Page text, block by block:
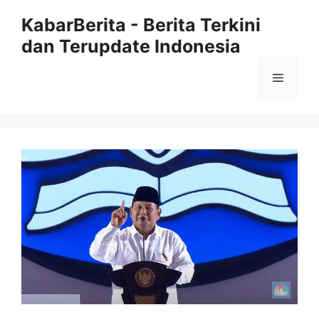
KabarBerita - Berita Terkini
dan Terupdate Indonesia
Menu